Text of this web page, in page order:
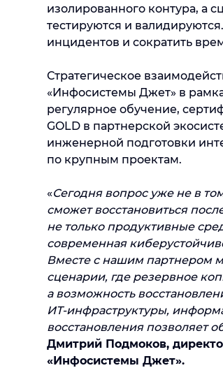
изолированного контура, а
тестируются и
инцидентов и сократить
Стратегическое
«Инфосистемы Джет» в
регулярное обучение,
GOLD в партнерской
инженерной подготовки
по крупным проектам.
«Сегодня вопрос уже не в
сможет восстановиться
не только продуктивные
современная
Вместе с нашим партнером
сценарии, где резервное
а возможность
ИТ-инфраструктуры,
восстановления позволяет
Дмитрий Подмоков,
«Инфосистемы Джет».